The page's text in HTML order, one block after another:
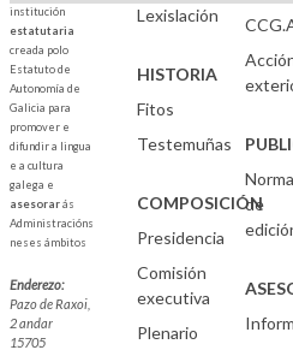
institución
estatutaria
creada polo
Estatuto de
Autonomía de
Galicia para
promover e
difundir a lingua
e a cultura
galega e
asesorarás
Administracións
neses ámbitos
Enderezo:
Pazo de Raxoi,
2 andar
15705
Lexislación
HISTORIA
Fitos
Testemuñas
COMPOSICIÓN
Presidencia
Comisión
executiva
Plenario
de